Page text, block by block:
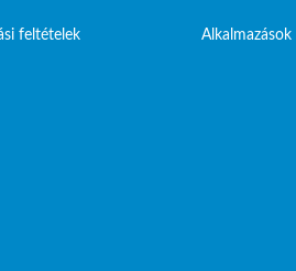
feltételek